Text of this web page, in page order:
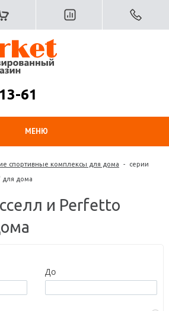
61
МЕНЮ
спортивные комплексы для дома - серии
для дома
и Perfetto
До